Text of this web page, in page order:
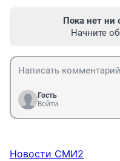
Пока нет ни
Начните
Гость
Войти
Новости СМИ2